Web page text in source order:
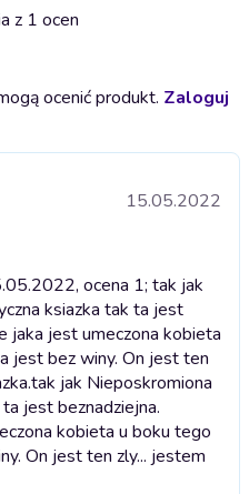
z 1 ocen
ocenić produkt. Zaloguj
15.05.2022
ocena 1; tak jak
ksiazka tak ta jest
jaka jest umeczona kobieta
jest bez winy. On jest ten
tak jak Nieposkromiona
jest beznadziejna.
kobieta u boku tego
On jest ten zly... jestem